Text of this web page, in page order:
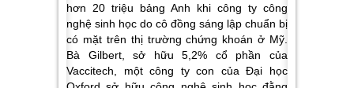
hơn 20 triệu bảng Anh khi công ty công
nghệ sinh học do cô đồng sáng lập chuẩn bị
có mặt trên thị trường chứng khoán ở Mỹ.
Bà Gilbert, sở hữu 5,2% cổ phần của
Vaccitech, một công ty con của Đại học